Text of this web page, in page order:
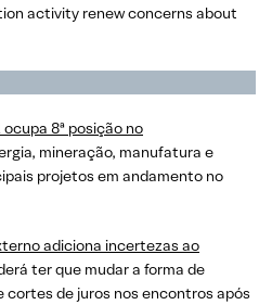
activity renew concerns about
8ª posição no
mineração, manufatura e
projetos em andamento no
adiciona incertezas ao
ter que mudar a forma de
de juros nos encontros após